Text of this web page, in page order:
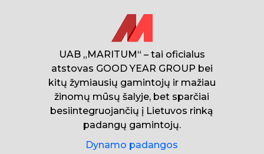
UAB „MARITUM“ – tai oficialus
atstovas GOOD YEAR GROUP bei
kitų žymiausių gamintojų ir mažiau
žinomų mūsų šalyje, bet sparčiai
besiintegruojančių į Lietuvos rinką
padangų gamintojų.
Dynamo padangos